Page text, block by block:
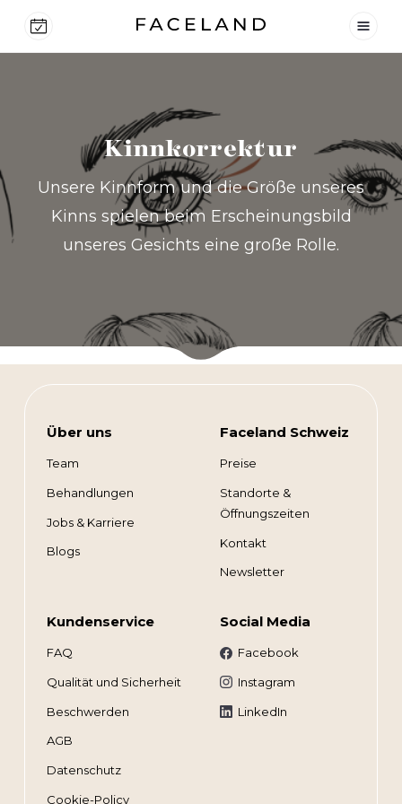
Kinnkorrektur
Unsere Kinnform und die Größe unseres
Kinns spielen beim Erscheinungsbild
unseres Gesichts eine große Rolle.
Über uns
Team
Behandlungen
Jobs & Karriere
Blogs
Faceland Schweiz
Preise
Standorte &
Öffnungszeiten
Kontakt
Newsletter
Kundenservice
FAQ
Qualität und Sicherheit
Beschwerden
AGB
Datenschutz
Cookie-Policy
Social Media
Facebook
Instagram
LinkedIn